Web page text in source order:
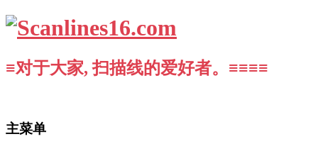
≡对于大家, 扫描线的爱好者。≡≡≡≡
主菜单